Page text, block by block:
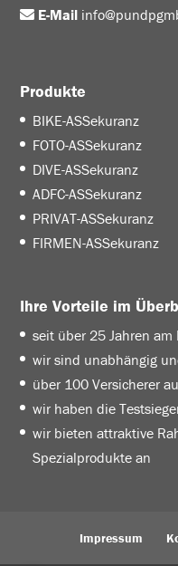
E-Mail
Produkte
BIKE-ASSekuranz
FOTO-ASSekuranz
DIVE-ASSekuranz
ADFC-ASSekuranz
PRIVAT-ASSekuranz
FIRMEN-ASSekuranz
Ihre Vorteile im
seit über 25 Jahren am
wir sind unabhängig
über 100 Versicherer
wir haben die
wir bieten attraktive
Spezialprodukte an
Impressum